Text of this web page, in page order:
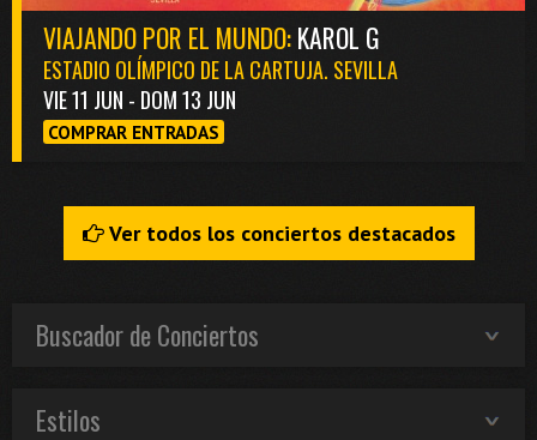
VIAJANDO POR EL MUNDO:KAROL G
ESTADIO OLÍMPICO DE LA CARTUJA. SEVILLA
VIE 11 JUN - DOM 13 JUN
COMPRAR ENTRADAS
Ver todos los conciertos destacados
Buscador de Conciertos
Estilos